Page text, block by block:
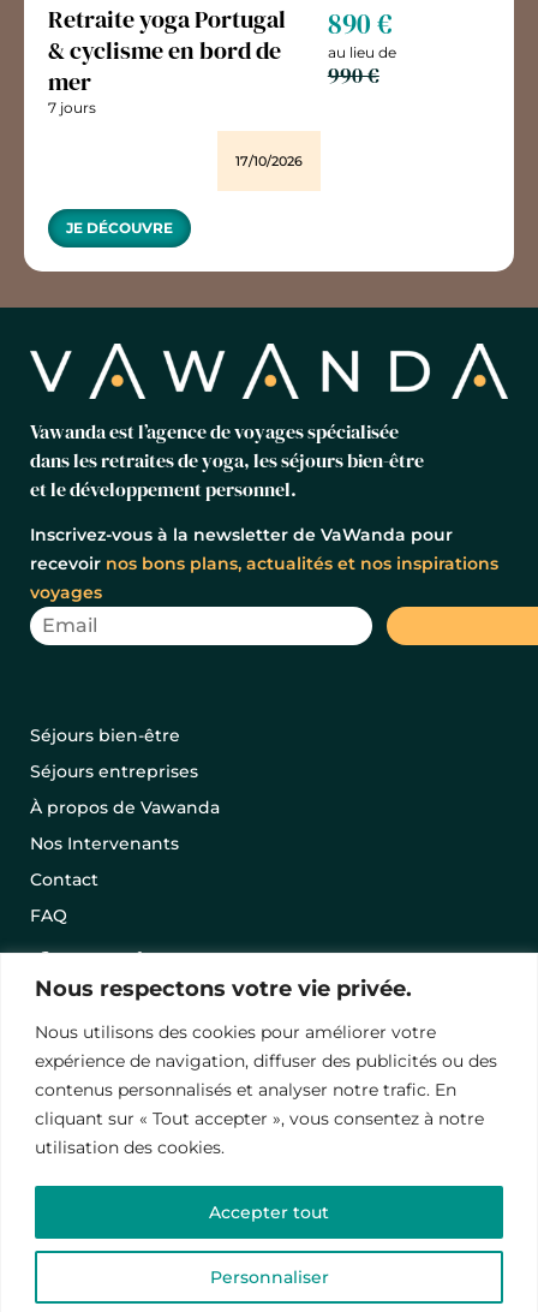
Nous respectons votre vie privée.
Nous utilisons des cookies pour améliorer votre
expérience de navigation, diffuser des publicités ou des
contenus personnalisés et analyser notre trafic. En
cliquant sur « Tout accepter », vous consentez à notre
utilisation des cookies.
Personnaliser
Accepter tout
Retraite yoga Portugal
& cyclisme en bord de
mer
7 jours
890 €
au lieu de
990 €
17/10/2026
JE DÉCOUVRE
Vawanda est l’agence de voyages spécialisée
dans les retraites de yoga, les séjours bien-être
et le développement personnel.
Inscrivez-vous à la newsletter de VaWanda pour
recevoir nos bons plans, actualités et nos inspirations
voyages
Séjours bien-être
Séjours entreprises
À propos de Vawanda
Nos Intervenants
Contact
FAQ
Best-sellers
Nos séjours en promo
Offrir un séjour avec une carte cadeau
Conditions Générales de Vente
Mentions légales
Politique de Conﬁdentialité
© 2024 – Vawanda. Tous droits réservés.